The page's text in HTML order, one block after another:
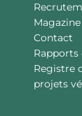
Magazine
Contact
Registre
projets